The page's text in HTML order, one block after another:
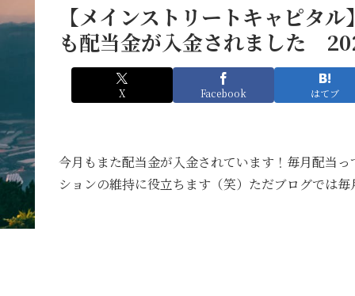
【メインストリートキャピタ
も配当金が入金されました
X Facebook はてブ
今月もまた配当金が入金されています！毎月配当
ションの維持に役立ちます（笑）ただブログでは